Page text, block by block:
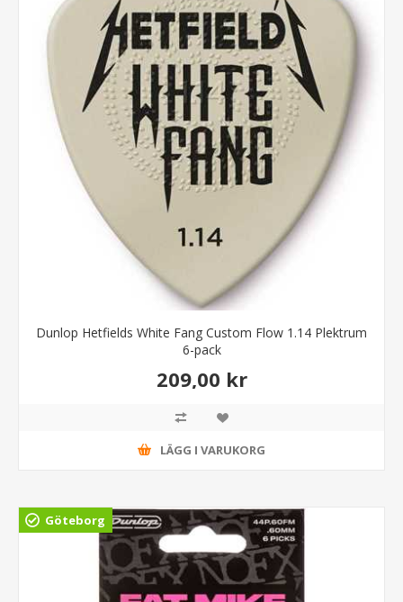
Dunlop Hetfields White Fang Custom Flow 1.14 Plektrum
6-pack
209,00 kr
LÄGG I VARUKORG
Göteborg